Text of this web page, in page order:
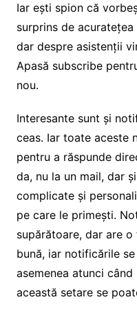
Iar ești spion că
surprins de
dar despre asistenții
Apasă subscribe
nou.
Interesante sunt și
ceas. Iar toate aceste
pentru a răspunde
da, nu la un mail, dar
complicate și
pe care le primești.
supărătoare, dar are
bună, iar notificările
asemenea atunci
această setare se